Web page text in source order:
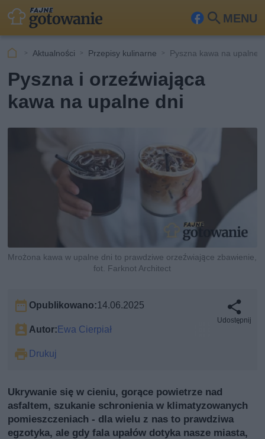
MENU
Fa
ook
Szu
Aktualności Przepisy kulinarne Pyszna kawa na upalne
Pyszna i orzeźwiająca
kawa na upalne dni
Mrożona kawa w upalne dni to prawdziwe orzeźwiające zbawienie,
fot. Farknot Architect
Opublikowano:14.06.2025
Autor:Ewa Cierpiał
Drukuj
Udostępnij
Ukrywanie się w cieniu, gorące powietrze nad
asfaltem, szukanie schronienia w klimatyzowanych
pomieszczeniach - dla wielu z nas to prawdziwa
egzotyka, ale gdy fala upałów dotyka nasze miasta,